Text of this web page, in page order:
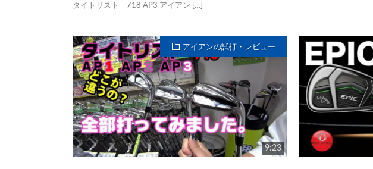
タイトリスト｜718 AP3 アイアン […]
アイアンの試打・レビュー
9:23